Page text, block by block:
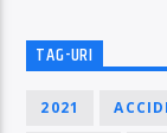
TAG-URI
2021